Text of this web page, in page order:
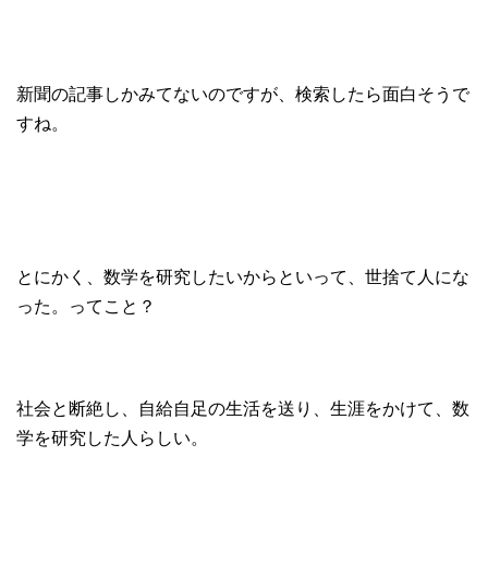
新聞の記事しかみてないのですが、検索したら面白そうで
すね。
とにかく、数学を研究したいからといって、世捨て人にな
った。ってこと？
社会と断絶し、自給自足の生活を送り、生涯をかけて、数
学を研究した人らしい。